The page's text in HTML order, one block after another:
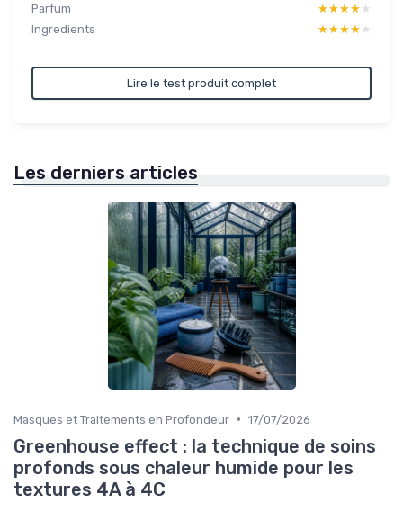
Parfum
★★★★★
★★★★★
Ingredients
★★★★★
★★★★★
Lire le test produit complet
Les derniers articles
Masques et Traitements en Profondeur • 17/07/2026
Greenhouse effect : la technique de soins
profonds sous chaleur humide pour les
textures 4A à 4C